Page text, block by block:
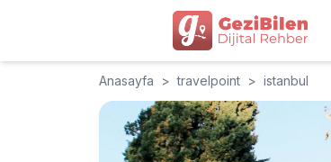
Anasayfa > travelpoint > istanbul